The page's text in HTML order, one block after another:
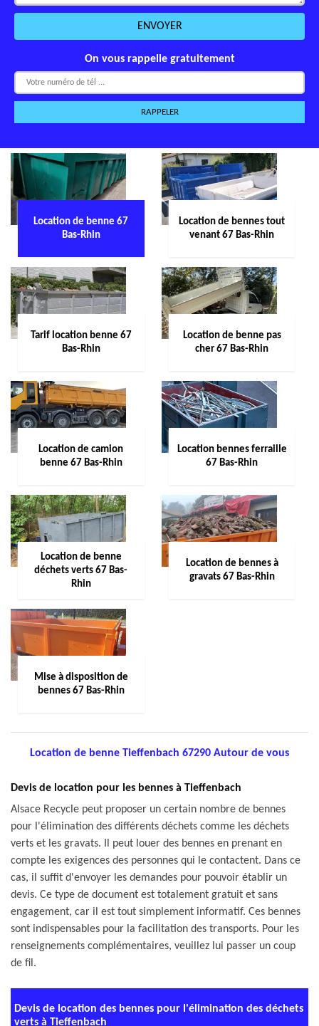
On vous rappelle gratuitement
Location de benne 67
Bas-Rhin
Location de bennes tout
venant 67 Bas-Rhin
Tarif location benne 67
Bas-Rhin
Location de benne pas
cher 67 Bas-Rhin
Location de camion
benne 67 Bas-Rhin
Location bennes ferraille
67 Bas-Rhin
Location de benne
déchets verts 67 Bas-
Rhin
Location de bennes à
gravats 67 Bas-Rhin
Mise à disposition de
bennes 67 Bas-Rhin
Location de benne Tieffenbach 67290 Autour de vous
Devis de location pour les bennes à Tieffenbach
Alsace Recycle peut proposer un certain nombre de bennes
pour l'élimination des différents déchets comme les déchets
verts et les gravats. Il peut louer des bennes en prenant en
compte les exigences des personnes qui le contactent. Dans ce
cas, il suffit d'envoyer les demandes pour pouvoir établir un
devis. Ce type de document est totalement gratuit et sans
engagement, car il est tout simplement informatif. Ces bennes
sont indispensables pour la facilitation des transports. Pour les
renseignements complémentaires, veuillez lui passer un coup
de fil.
Devis de location des bennes pour l'élimination des déchets
verts à Tieffenbach